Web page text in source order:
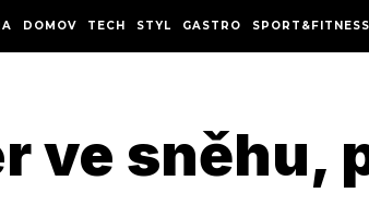
DOMOV TECH STYL GASTRO SPORT&FITNESS
ve sněhu,